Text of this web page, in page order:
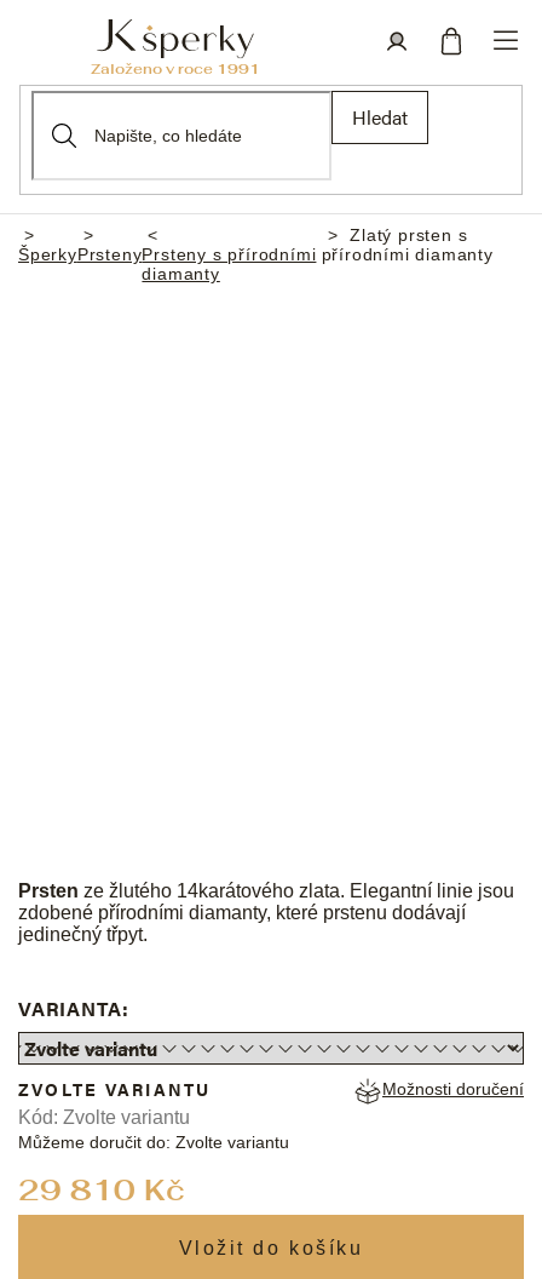
Hledat
Domů
ŠperkyPrstenyPrsteny s přírodními
diamanty
Zlatý prsten s
přírodními diamanty
Prsten ze žlutého 14karátového zlata. Elegantní linie jsou
zdobené přírodními diamanty, které prstenu dodávají
jedinečný třpyt.
VARIANTA:
29 810 Kč
ZVOLTE VARIANTU
Můžeme doručit do: Zvolte variantu
Možnosti doručení
Kód: Zvolte variantu